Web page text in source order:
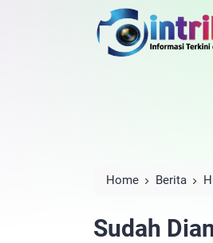
Home Berita
Sudah